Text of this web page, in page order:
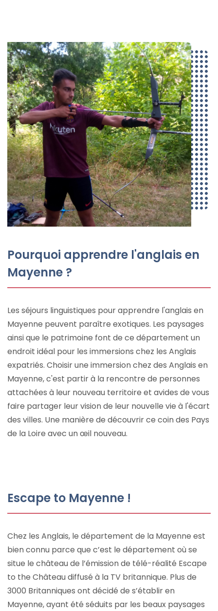
Pourquoi apprendre l'anglais en
Mayenne ?
Les séjours linguistiques pour apprendre l'anglais en
Mayenne peuvent paraître exotiques. Les paysages
ainsi que le patrimoine font de ce département un
endroit idéal pour les immersions chez les Anglais
expatriés. Choisir une immersion chez des Anglais en
Mayenne, c'est partir à la rencontre de personnes
attachées à leur nouveau territoire et avides de vous
faire partager leur vision de leur nouvelle vie à l'écart
des villes. Une manière de découvrir ce coin des Pays
de la Loire avec un œil nouveau.
Escape to Mayenne !
Chez les Anglais, le département de la Mayenne est
bien connu parce que c’est le département où se
situe le château de l’émission de télé-réalité Escape
to the Château diffusé à la TV britannique. Plus de
3000 Britanniques ont décidé de s’établir en
Mayenne, ayant été séduits par les beaux paysages